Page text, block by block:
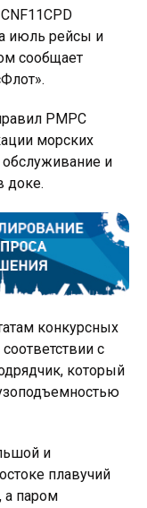
июль рейсы и
сообщает
РМРС
морских
обслуживание и
доке.
конкурсных
с
который
и
плавучий
а паром